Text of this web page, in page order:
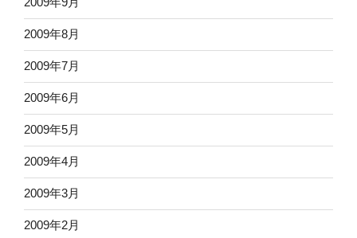
2009年8月
2009年7月
2009年6月
2009年5月
2009年4月
2009年3月
2009年2月